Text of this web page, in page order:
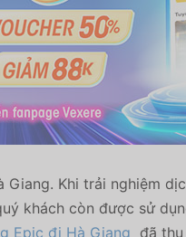
Khi trải nghiệm
khách còn được sử
Epic đi Hà Giang đã